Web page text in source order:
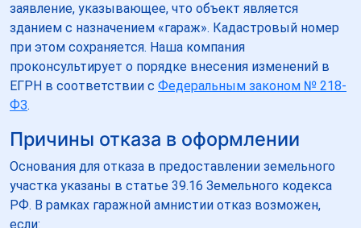
заявление, указывающее, что объект является
зданием с назначением «гараж». Кадастровый номер
при этом сохраняется. Наша компания
проконсультирует о порядке внесения изменений в
ЕГРН в соответствии с Федеральным законом № 218-
ФЗ.
Причины отказа в оформлении
Основания для отказа в предоставлении земельного
участка указаны в статье 39.16 Земельного кодекса
РФ. В рамках гаражной амнистии отказ возможен,
если: